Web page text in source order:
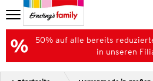
50% auf alle bereits
in unseren